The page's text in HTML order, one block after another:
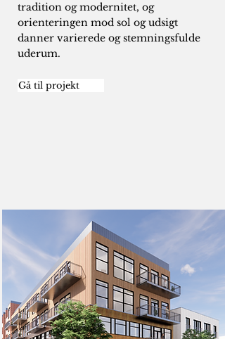
tradition og modernitet, og
orienteringen mod sol og udsigt
danner varierede og stemningsfulde
uderum.
Gå til projekt